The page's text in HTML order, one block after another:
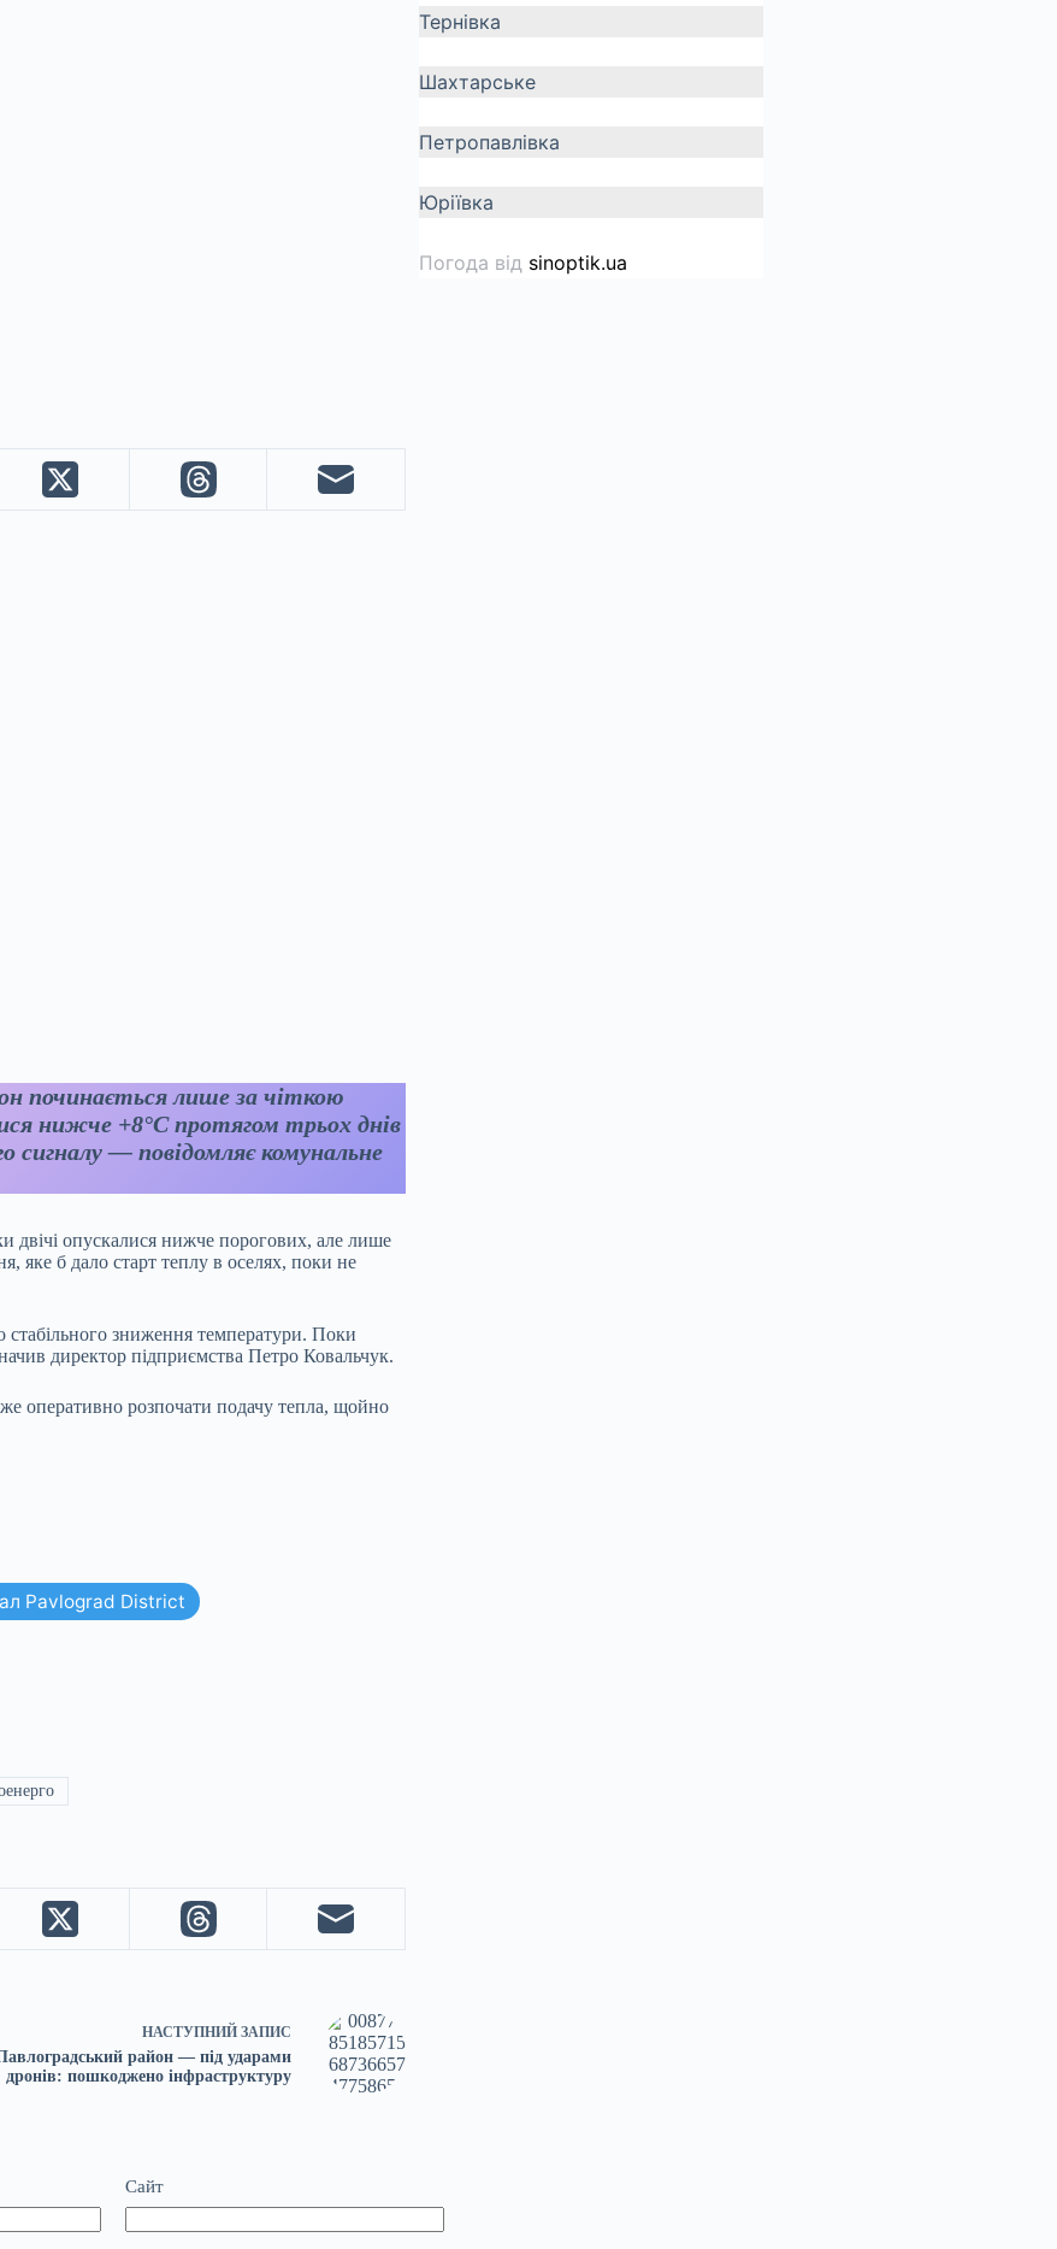
починається лише за чіткою
нижче +8°C протягом трьох днів
— повідомляє комунальне
двічі опускалися нижче порогових, але лише
яке б дало старт теплу в оселях, поки не
стабільного зниження температури. Поки
директор підприємства Петро Ковальчук.
оперативно розпочати подачу тепла, щойно
Pavlograd District
НАСТУПНИЙ ЗАПИС
район — під ударами
дронів: пошкоджено інфраструктуру
Сайт
Тернівка
Шахтарське
Петропавлівка
Юріївка
Погода від sinoptik.ua